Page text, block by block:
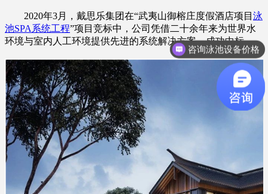
2020年3月，戴思乐集团在“武夷山御榕庄度假酒店项目 泳
池SPA系统工程”项目竞标中，公司凭借二十余年来为世界水
环境与室内人工环境提供先进的系统解决方案，成功中标。
咨询泳池设备价格